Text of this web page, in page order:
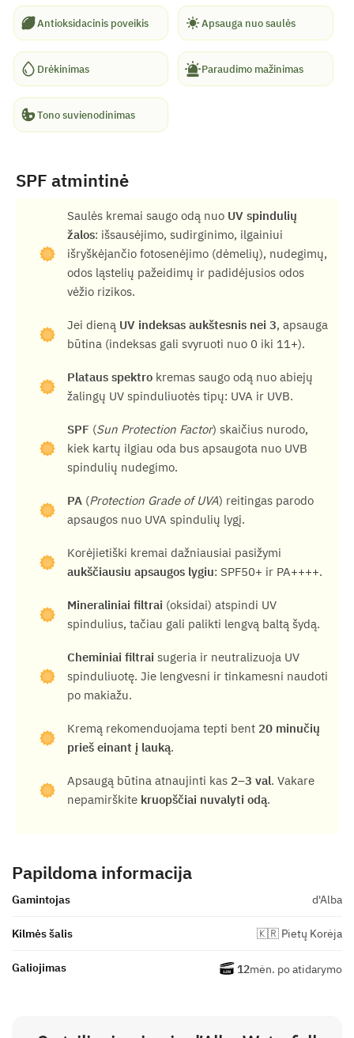
Antioksidacinis poveikis Apsauga nuo saulės
Drėkinimas Paraudimo mažinimas
Tono suvienodinimas
SPF atmintinė
Saulės kremai saugo odą nuo UV spindulių
žalos: išsausėjimo, sudirginimo, ilgainiui
išryškėjančio fotosenėjimo (dėmelių), nudegimų,
odos ląstelių pažeidimų ir padidėjusios odos
vėžio rizikos.
Jei dieną UV indeksas aukštesnis nei 3, apsauga
būtina (indeksas gali svyruoti nuo 0 iki 11+).
Plataus spektro kremas saugo odą nuo abiejų
žalingų UV spinduliuotės tipų: UVA ir UVB.
SPF (Sun Protection Factor) skaičius nurodo,
kiek kartų ilgiau oda bus apsaugota nuo UVB
spindulių nudegimo.
PA (Protection Grade of UVA) reitingas parodo
apsaugos nuo UVA spindulių lygį.
Korėjietiški kremai dažniausiai pasižymi
aukščiausiu apsaugos lygiu: SPF50+ ir PA++++.
Mineraliniai filtrai (oksidai) atspindi UV
spindulius, tačiau gali palikti lengvą baltą šydą.
Cheminiai filtrai sugeria ir neutralizuoja UV
spinduliuotę. Jie lengvesni ir tinkamesni naudoti
po makiažu.
Kremą rekomenduojama tepti bent 20 minučių
prieš einant į lauką.
Apsaugą būtina atnaujinti kas 2–3 val. Vakare
nepamirškite kruopščiai nuvalyti odą.
Papildoma informacija
Gamintojas d'Alba
Kilmės šalis 🇰🇷 Pietų Korėja
Galiojimas 12mėn. po atidarymo